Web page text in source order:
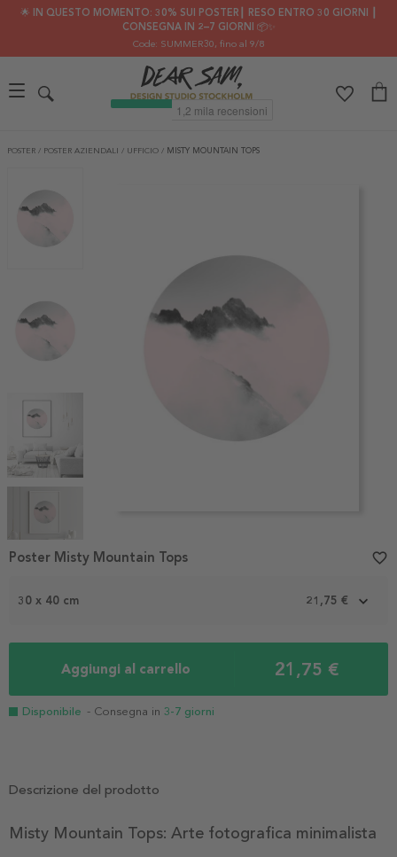
🌟 IN QUESTO MOMENTO: 30% SUI POSTER┃ RESO ENTRO 30 GIORNI ┃
CONSEGNA IN 2–7 GIORNI 📦✨
Code: SUMMER30, fino al 9/8
POSTER / POSTER AZIENDALI / UFFICIO / MISTY MOUNTAIN TOPS
1
30 x 40 cm 21,75 €
Aggiungi al carrello 21,75 €
Disponibile - Consegna in 3-7 giorni
Poster Misty Mountain Tops favorite_border
Descrizione del prodotto
Misty Mountain Tops: Arte fotografica minimalista